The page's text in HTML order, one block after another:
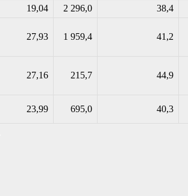
19,04 2 296,0 38,4
27,93 1 959,4 41,2
27,16 215,7 44,9
23,99 695,0 40,3